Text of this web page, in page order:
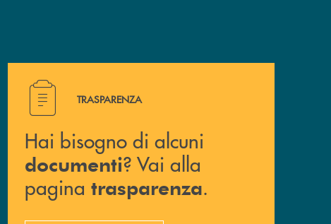
Hai bisogno di alcuni documenti ? Vai alla pagina
TRASPARENZA
Hai bisogno di alcuni
documenti? Vai alla
pagina trasparenza.